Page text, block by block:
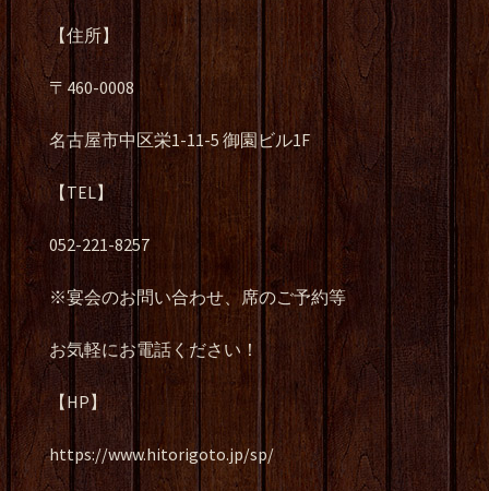
【住所】
〒460-0008
名古屋市中区栄1-11-5 御園ビル1F
【TEL】
052-221-8257
※宴会のお問い合わせ、席のご予約等
お気軽にお電話ください！
【HP】
https://www.hitorigoto.jp/sp/